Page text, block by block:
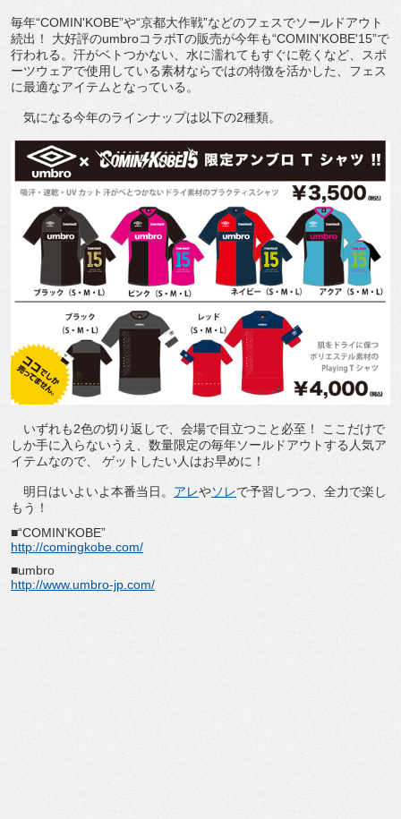
毎年“COMIN'KOBE”や“京都大作戦”などのフェスでソールドアウト
続出！ 大好評のumbroコラボTの販売が今年も“COMIN'KOBE'15”で
行われる。汗がベトつかない、水に濡れてもすぐに乾くなど、スポ
ーツウェアで使用している素材ならではの特徴を活かした、フェス
に最適なアイテムとなっている。
気になる今年のラインナップは以下の2種類。
いずれも2色の切り返しで、会場で目立つこと必至！ ここだけで
しか手に入らないうえ、数量限定の毎年ソールドアウトする人気ア
イテムなので、 ゲットしたい人はお早めに！
明日はいよいよ本番当日。 アレやソレで予習しつつ、全力で楽し
もう！
■“COMIN'KOBE”
http://comingkobe.com/
■umbro
http://www.umbro-jp.com/